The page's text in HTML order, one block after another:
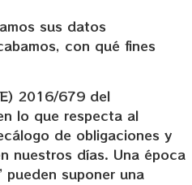
sus datos
con qué fines
2016/679 del
lo que respecta al
de obligaciones y
nuestros días. Una época
suponer una